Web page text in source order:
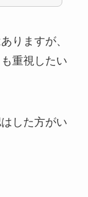
りますが、
重視したい
した方がい